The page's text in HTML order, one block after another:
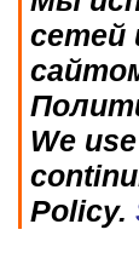
сетей
We
Policy.